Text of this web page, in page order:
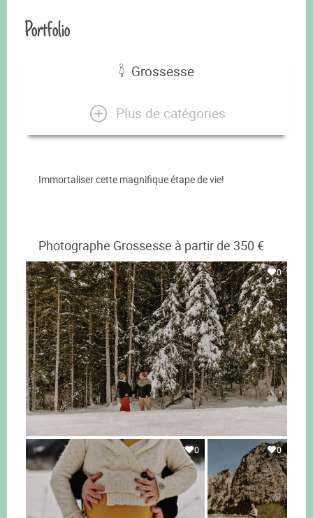
Portfolio
Grossesse
Plus de catégories
Immortaliser cette magnifique étape de vie!
Photographe Grossesse à partir de 350 €
0
0 0